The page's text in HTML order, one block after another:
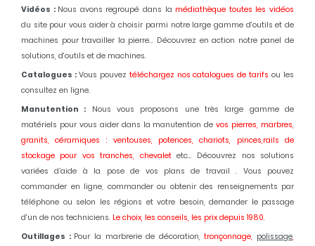
Vidéos : Nous avons regroupé dans la médiathèque toutes les vidéos
du site pour vous aider à choisir parmi notre large gamme d'outils et de
machines pour travailler la pierre... Découvrez en action notre panel de
solutions, d'outils et de machines.
Catalogues : Vous pouvez téléchargez nos catalogues de tarifs ou les
consultez en ligne.
Manutention : Nous vous proposons une très large gamme de
matériels pour vous aider dans la manutention devos pierres, marbres,
granits, céramiques : ventouses, potences, chariots, pinces,rails de
stockage pour vos tranches, chevalet etc... Découvrez nos solutions
variées d’aide à la pose de vos plans de travail . Vous pouvez
commander en ligne, commander ou obtenir des renseignements par
téléphone ou selon les régions et votre besoin, demander le passage
d'un de nos techniciens. Le choix, les conseils, les prix depuis 1980.
Outillages : Pour la marbrerie de décoration,tronçonnage, polissage,